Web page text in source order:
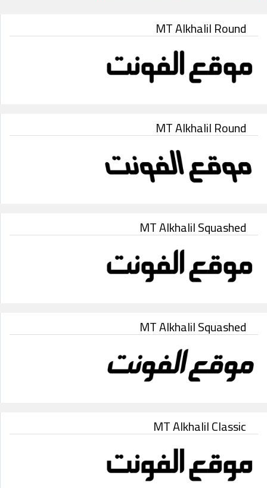
MT Alkhalil Round
MT Alkhalil Round
MT Alkhalil Squashed
MT Alkhalil Squashed
MT Alkhalil Classic